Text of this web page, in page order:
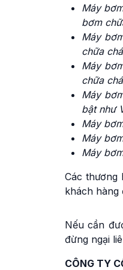
Máy
bơm
Máy
chữa
Máy
chữa
Máy
bật như
Máy
Máy
Máy
Các thương
khách hàng
Nếu cần
đừng ngại
CÔNG TY